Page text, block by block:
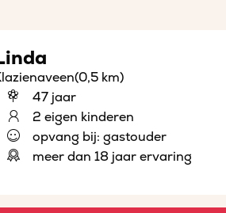
(0,5 km)
47 jaar
2 eigen kinderen
opvang bij: gastouder
meer dan 18 jaar ervaring